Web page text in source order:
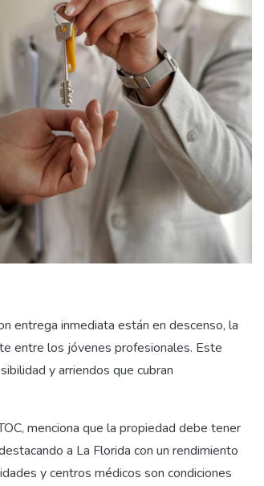
entrega inmediata están en descenso, la
entre los jóvenes profesionales. Este
y arriendos que cubran
menciona que la propiedad debe tener
a La Florida con un rendimiento
y centros médicos son condiciones